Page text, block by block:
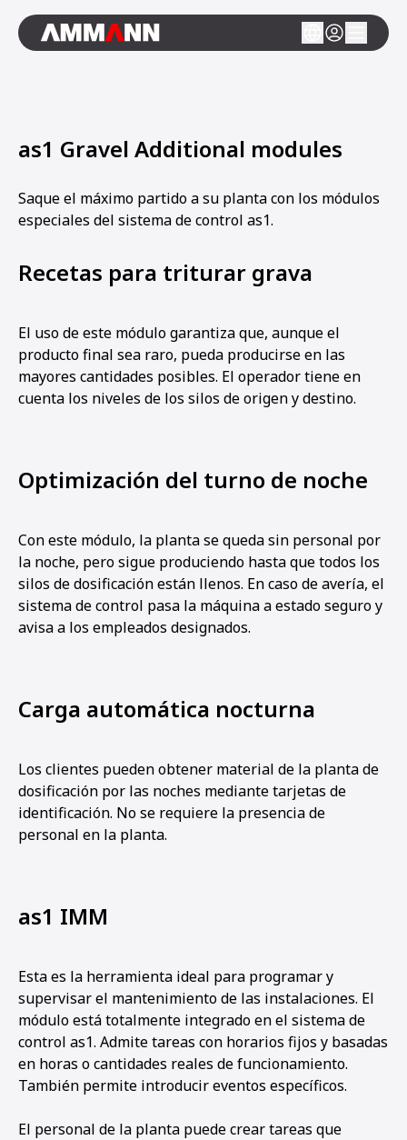
as1 Gravel Additional modules
Saque el máximo partido a su planta con los módulos
especiales del sistema de control as1.
Recetas para triturar grava
El uso de este módulo garantiza que, aunque el
producto final sea raro, pueda producirse en las
mayores cantidades posibles. El operador tiene en
cuenta los niveles de los silos de origen y destino.
Optimización del turno de noche
Con este módulo, la planta se queda sin personal por
la noche, pero sigue produciendo hasta que todos los
silos de dosificación están llenos. En caso de avería, el
sistema de control pasa la máquina a estado seguro y
avisa a los empleados designados.
Carga automática nocturna
Los clientes pueden obtener material de la planta de
dosificación por las noches mediante tarjetas de
identificación. No se requiere la presencia de
personal en la planta.
as1 IMM
Esta es la herramienta ideal para programar y
supervisar el mantenimiento de las instalaciones. El
módulo está totalmente integrado en el sistema de
control as1. Admite tareas con horarios fijos y basadas
en horas o cantidades reales de funcionamiento.
También permite introducir eventos específicos.
El personal de la planta puede crear tareas que